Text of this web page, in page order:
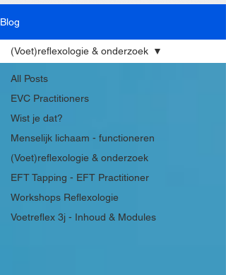
Blog
All Posts
EVC Practitioners
Wist je dat?
Menselijk lichaam - functioneren
(Voet)reflexologie & onderzoek
EFT Tapping - EFT Practitioner
Workshops Reflexologie
Voetreflex 3j - Inhoud & Modules
(Voet)reflexologie & onderzoek